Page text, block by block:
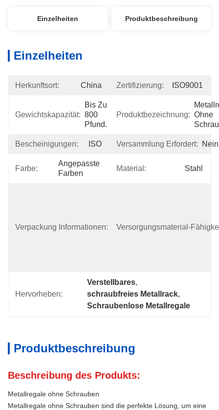
Einzelheiten Produktbeschreibung
Einzelheiten
Herkunftsort: China Zertifizierung: ISO9001
Gewichtskapazität:
Bis Zu
800
Pfund.
Produktbezeichnung: Ohne
Bescheinigungen: ISO Versammlung Erfordert: Nein
Farbe:
Angepasste
Farben
Material: Stahl
Verpackung Informationen:
Lagerregale
Besteht Aus
Versorgungsmaterial-
Hervorheben:
Verstellbares,
schraubfreies Metallrack,
Schraubenlose Metallregale
Produktbeschreibung
Beschreibung des Produkts:
Metallregale ohne Schrauben
Metallregale ohne Schrauben sind die perfekte Lösung, um eine